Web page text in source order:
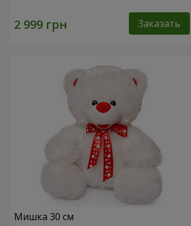
Заказать
Мишка 30 см